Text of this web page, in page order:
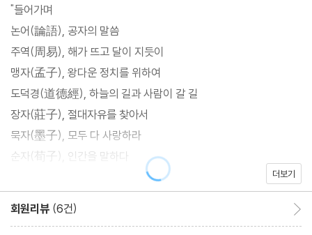
"들어가며
논어(論語), 공자의 말씀
주역(周易), 해가 뜨고 달이 지듯이
맹자(孟子), 왕다운 정치를 위하여
도덕경(道德經), 하늘의 길과 사람이 갈 길
장자(莊子), 절대자유를 찾아서
묵자(墨子), 모두 다 사랑하라
순자(荀子), 인간을 말하다
한비자(韓非子), 오로지 법대로"
더보기
회원리뷰 (6건)